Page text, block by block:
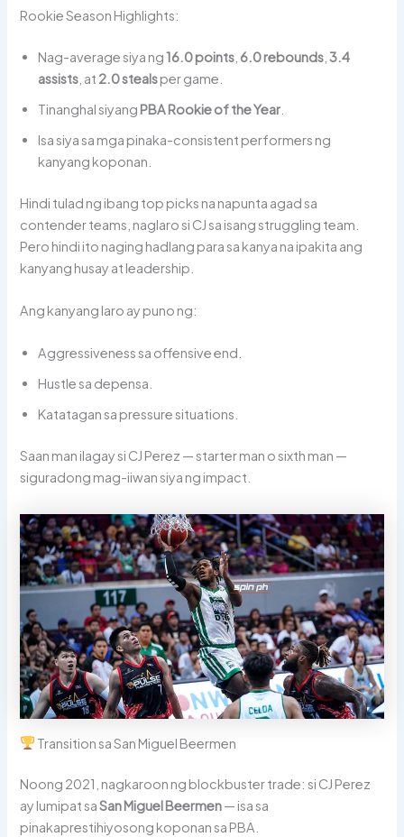
Rookie Season Highlights:
Nag-average siya ng16.0 points 6.0 rebounds ,3.4
assists , at 2.0 stealsper game.
Tinanghal siyang PBA Rookie of the Year
Isa siya sa mga pinaka-consistent performers ng
kanyang koponan.
Hindi tulad ng ibang top picks na napunta agad sa
contender teams, naglaro si CJ sa isang struggling team.
Pero hindi ito naging hadlang para sa kanya na ipakita ang
kanyang husay at leadership.
Ang kanyang laro ay puno ng:
Aggressiveness sa offensive end.
Hustle sa depensa.
Katatagan sa pressure situations.
Saan man ilagay si CJ Perez — starter man o sixth man —
siguradong mag-iiwan siya ng impact.
Transition sa San Miguel Beermen
Noong 2021, nagkaroon ng blockbuster trade: si CJ Perez
ay lumipat saSan Miguel Beermen— isa sa
pinakaprestihiyosong koponan sa PBA.